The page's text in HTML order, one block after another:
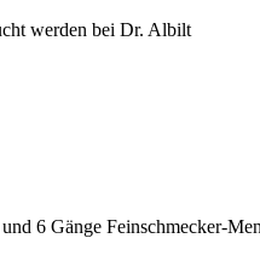
werden bei Dr. Albilt
6 Gänge Feinschmecker-